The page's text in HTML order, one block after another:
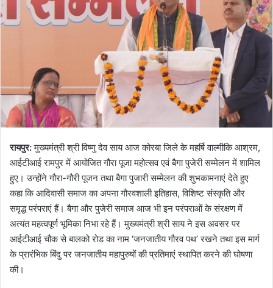
रायपुर:मुख्यमंत्री श्री विष्णु देव साय आज कोरबा जिले के महर्षि वाल्मीकि आश्रम,
आईटीआई रामपुर में आयोजित गौरा पूजा महोत्सव एवं बैगा पुजेरी सम्मेलन में शामिल
हुए। उन्होंने गौरा-गौरी पूजन तथा बैगा पुजारी सम्मेलन की शुभकामनाएं देते हुए
कहा कि आदिवासी समाज का अपना गौरवशाली इतिहास, विशिष्ट संस्कृति और
समृद्ध परंपराएं हैं। बैगा और पुजेरी समाज आज भी इन परंपराओं के संरक्षण में
अत्यंत महत्वपूर्ण भूमिका निभा रहे हैं। मुख्यमंत्री श्री साय ने इस अवसर पर
आईटीआई चौक से बालको रोड का नाम ‘जनजातीय गौरव पथ’ रखने तथा इस मार्ग
के प्रारंभिक बिंदु पर जनजातीय महापुरुषों की प्रतिमाएं स्थापित करने की घोषणा
की।